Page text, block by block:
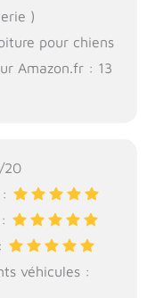
)
pour chiens
Amazon.fr : 13
20
véhicules :